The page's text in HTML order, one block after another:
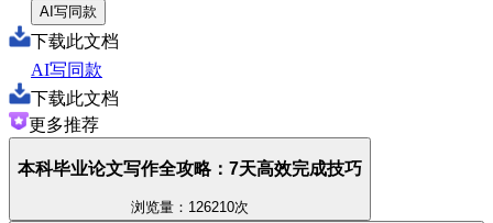
AI写同款
下载此文档
AI写同款
下载此文档
更多推荐
本科毕业论文写作全攻略：7天高效完成技巧
浏览量：126210次